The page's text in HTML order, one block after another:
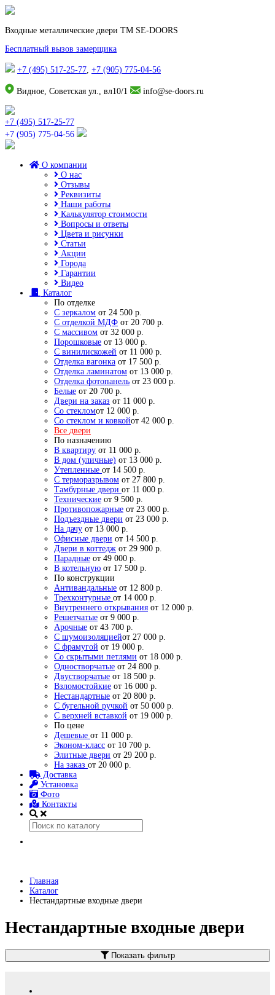
Входные металлические двери TM SE-DOORS
Бесплатный вызов замерщика
+7 (495) 517-25-77, +7 (905) 775-04-56
Видное, Советская ул., вл10/1 info@se-doors.ru
+7 (495) 517-25-77
+7 (905) 775-04-56
О компании
О нас
Отзывы
Реквизиты
Наши работы
Калькулятор стоимости
Вопросы и ответы
Цвета и рисунки
Статьи
Акции
Города
Гарантии
Видео
Каталог
По отделке
С зеркалом от 24 500 р.
С отделкой МДФ от 20 700 р.
С массивом от 32 000 р.
Порошковые от 13 000 р.
С винилискожей от 11 000 р.
Отделка вагонка от 17 500 р.
Отделка ламинатом от 13 000 р.
Отделка фотопанель от 23 000 р.
Белые от 20 700 р.
Двери на заказ от 11 000 р.
Со стекломот 12 000 р.
Со стеклом и ковкойот 42 000 р.
Все двери
По назначению
В квартиру от 11 000 р.
В дом (уличные) от 13 000 р.
Утепленные от 14 500 р.
С терморазрывом от 27 800 р.
Тамбурные двери от 11 000 р.
Технические от 9 500 р.
Противопожарные от 23 000 р.
Подъездные двери от 23 000 р.
На дачу от 13 000 р.
Офисные двери от 14 500 р.
Двери в коттедж от 29 900 р.
Парадные от 49 000 р.
В котельную от 17 500 р.
По конструкции
Антивандальные от 12 800 р.
Трехконтурные от 14 000 р.
Внутреннего открывания от 12 000 р.
Решетчатые от 9 000 р.
Арочные от 43 700 р.
С шумоизоляциейот 27 000 р.
С фрамугой от 19 000 р.
Со скрытыми петлями от 18 000 р.
Одностворчатые от 24 800 р.
Двустворчатые от 18 500 р.
Взломостойкие от 16 000 р.
Нестандартные от 20 800 р.
С бугельной ручкой от 50 000 р.
С верхней вставкой от 19 000 р.
По цене
Дешевые от 11 000 р.
Эконом-класс от 10 700 р.
Элитные двери от 29 200 р.
На заказ от 20 000 р.
Доставка
Установка
Фото
Контакты
Главная
Каталог
Нестандартные входные двери
Нестандартные входные двери
Показать фильтр